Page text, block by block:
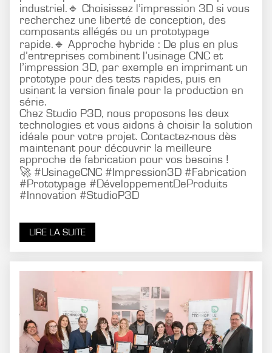
industriel.🔹 Choisissez l’impression 3D si vous
recherchez une liberté de conception, des
composants allégés ou un prototypage
rapide.🔹 Approche hybride : De plus en plus
d’entreprises combinent l’usinage CNC et
l’impression 3D, par exemple en imprimant un
prototype pour des tests rapides, puis en
usinant la version finale pour la production en
série.
Chez Studio P3D, nous proposons les deux
technologies et vous aidons à choisir la solution
idéale pour votre projet. Contactez-nous dès
maintenant pour découvrir la meilleure
approche de fabrication pour vos besoins !
🚀 #UsinageCNC #Impression3D #Fabrication
#Prototypage #DéveloppementDeProduits
#Innovation #StudioP3D
LIRE LA SUITE